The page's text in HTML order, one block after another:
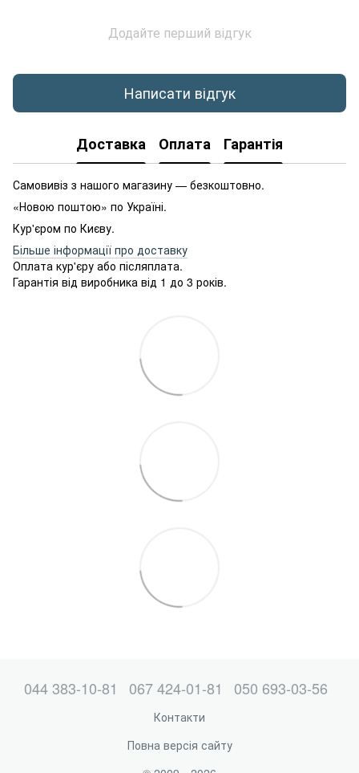
Додайте перший відгук
Написати відгук
Доставка Оплата Гарантія
Самовивіз з нашого магазину — безкоштовно.
«Новою поштою» по Україні.
Кур'єром по Києву.
Більше інформації про доставку
Оплата кур'єру або післяплата.
Гарантія від виробника від 1 до 3 років.
044 383-10-81 067 424-01-81 050 693-03-56
Контакти
Повна версія сайту